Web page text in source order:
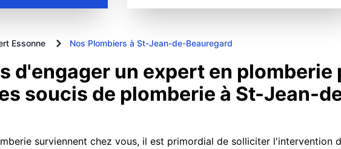
Essonne Nos Plombiers à St-Jean-de-Beauregard
d'engager un expert en plomberie
soucis de plomberie à St-Jean-
surviennent chez vous, il est primordial de solliciter l'intervention